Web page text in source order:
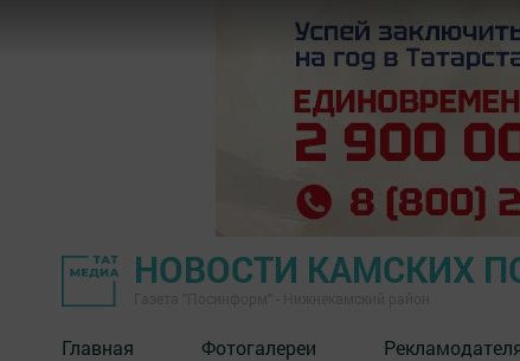
НОВОСТИ КАМСКИХ
Главная Фотогалереи